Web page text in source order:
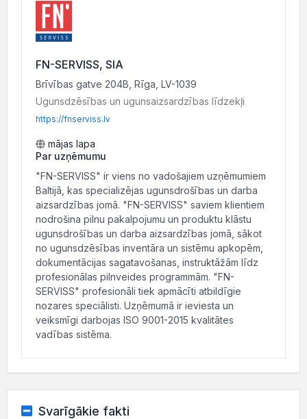
FN-SERVISS, SIA
Brīvības gatve 204B, Rīga, LV-1039
Ugunsdzēsības un ugunsaizsardzības līdzekļi
https://fnserviss.lv
mājas lapa
Par uzņēmumu
"FN-SERVISS" ir viens no vadošajiem uzņēmumiem
Baltijā, kas specializējas ugunsdrošības un darba
aizsardzības jomā. "FN-SERVISS" saviem klientiem
nodrošina pilnu pakalpojumu un produktu klāstu
ugunsdrošības un darba aizsardzības jomā, sākot
no ugunsdzēsības inventāra un sistēmu apkopēm,
dokumentācijas sagatavošanas, instruktāžām līdz
profesionālas pilnveides programmām. "FN-
SERVISS" profesionāli tiek apmācīti atbildīgie
nozares speciālisti. Uzņēmumā ir ieviesta un
veiksmīgi darbojas ISO 9001-2015 kvalitātes
vadības sistēma.
Svarīgākie fakti